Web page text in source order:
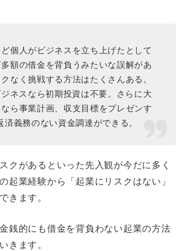
個人がビジネスを立ち上げたとして
額の借金を背負うみたいな誤解があ
なく挑戦する方法はたくさんある。
ネスなら初期投資は不要。さらに大
ら事業計画、収支目標をプレゼンす
済義務のない資金調達ができる。
クがあるといった先入観が今だに多く
起業経験から「起業にリスクはない」
きます。
銭的にも借金を背負わない起業の方法
きます。